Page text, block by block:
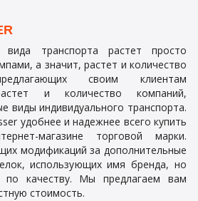
вида транспорта растет просто
а значит, растет и количество
своим клиентам
и количество компаний,
виды индивидуального транспорта.
удобнее и надежнее всего купить
магазине торговой марки.
модификаций за дополнительные
использующих имя бренда, но
по качеству. Мы предлагаем вам
стоимость.